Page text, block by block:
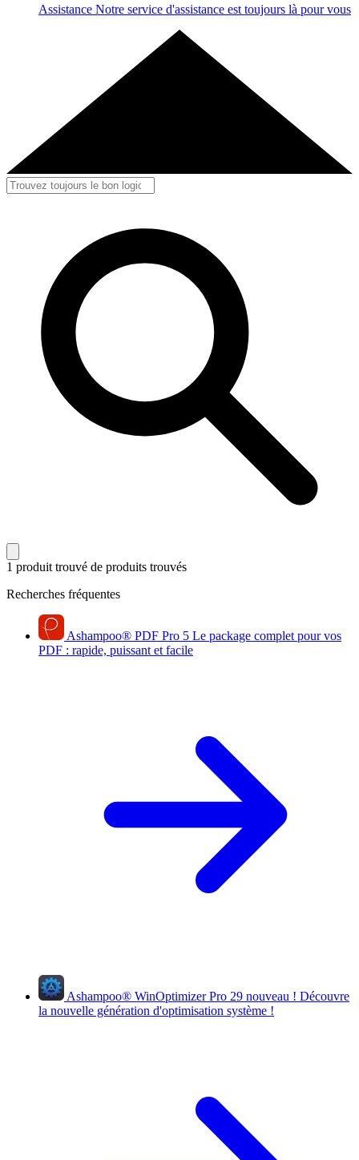
Assistance Notre service d'assistance est toujours là pour vous
1 produit trouvé de produits trouvés
Recherches fréquentes
Ashampoo® PDF Pro 5 Le package complet pour vos
PDF : rapide, puissant et facile
Ashampoo® WinOptimizer Pro 29 nouveau ! Découvre
la nouvelle génération d'optimisation système !